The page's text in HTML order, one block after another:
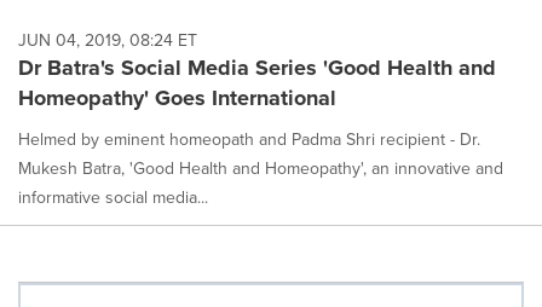
JUN 04, 2019, 08:24 ET
Dr Batra's Social Media Series 'Good Health and
Homeopathy' Goes International
Helmed by eminent homeopath and Padma Shri recipient - Dr.
Mukesh Batra, 'Good Health and Homeopathy', an innovative and
informative social media...